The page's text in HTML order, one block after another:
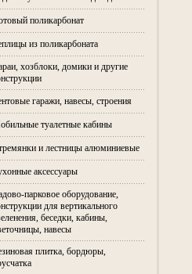
поликарбонат
из поликарбоната
хозблоки, домики и другие
гаражи, навесы, строения
туалетные кабины
и лестницы алюминиевые
аксессуары
парковое оборудование,
для вертикального
беседки, кабины,
навесы
плитка, бордюры,